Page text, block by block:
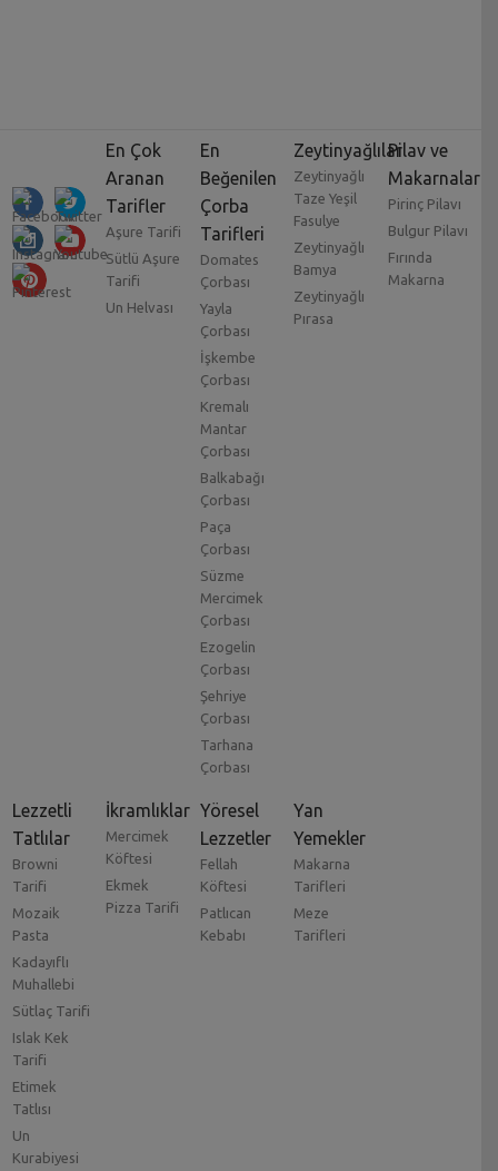
En Çok
Aranan
Tarifler
Aşure Tarifi
Sütlü Aşure
Tarifi
Un Helvası
En
Beğenilen
Çorba
Tarifleri
Domates
Çorbası
Yayla
Çorbası
İşkembe
Çorbası
Kremalı
Mantar
Çorbası
Balkabağı
Çorbası
Paça
Çorbası
Süzme
Mercimek
Çorbası
Ezogelin
Çorbası
Şehriye
Çorbası
Tarhana
Çorbası
Zeytinyağlılar
Zeytinyağlı
Taze Yeşil
Fasulye
Zeytinyağlı
Bamya
Zeytinyağlı
Pırasa
Pilav ve
Makarnalar
Pirinç Pilavı
Bulgur Pilavı
Fırında
Makarna
Lezzetli
Tatlılar
Browni
Tarifi
Mozaik
Pasta
Kadayıflı
Muhallebi
Sütlaç Tarifi
Islak Kek
Tarifi
Etimek
Tatlısı
Un
Kurabiyesi
İkramlıklar
Mercimek
Köftesi
Ekmek
Pizza Tarifi
Yöresel
Lezzetler
Fellah
Köftesi
Patlıcan
Kebabı
Yan
Yemekler
Makarna
Tarifleri
Meze
Tarifleri